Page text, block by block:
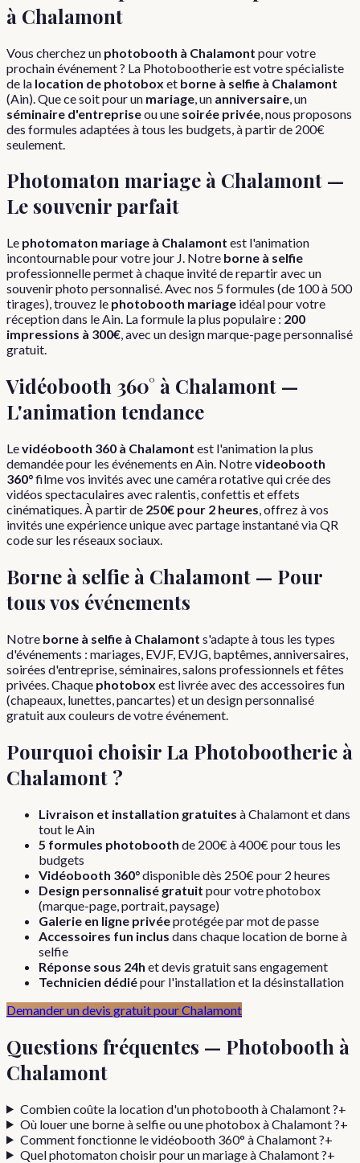
à Chalamont
Vous cherchez un photobooth à Chalamont pour votre
prochain événement ? La Photobootherie est votre spécialiste
de la location de photobox et borne à selfie à Chalamont
(Ain). Que ce soit pour un mariage , un anniversaire , un
séminaire d'entrepriseou une soirée privée , nous proposons
des formules adaptées à tous les budgets, à partir de 200€
seulement.
Photomaton mariage à Chalamont —
Le souvenir parfait
Le photomaton mariage à Chalamont est l'animation
incontournable pour votre jour J. Notre borne à selfie
professionnelle permet à chaque invité de repartir avec un
souvenir photo personnalisé. Avec nos 5 formules (de 100 à 500
tirages), trouvez le photobooth mariage idéal pour votre
réception dans leAin. La formule la plus populaire : 200
impressions à 300€, avec un design marque-page personnalisé
gratuit.
Vidéobooth 360° à Chalamont —
L'animation tendance
Levidéobooth 360 à Chalamont est l'animation la plus
demandée pour les événements enAin. Notrevideobooth
360°filme vos invités avec une caméra rotative qui crée des
vidéos spectaculaires avec ralentis, confettis et effets
cinématiques. À partir de 250€ pour 2 heures, offrez à vos
invités une expérience unique avec partage instantané via QR
code sur les réseaux sociaux.
Borne à selfie à Chalamont — Pour
tous vos événements
Notre borne à selfie à Chalamont s'adapte à tous les types
d'événements : mariages, EVJF, EVJG, baptêmes, anniversaires,
soirées d'entreprise, séminaires, salons professionnels et fêtes
privées. Chaque photobox est livrée avec des accessoires fun
(chapeaux, lunettes, pancartes) et un design personnalisé
gratuit aux couleurs de votre événement.
Pourquoi choisir La Photobootherie à
Chalamont ?
Livraison et installation gratuites àChalamontet dans
tout leAin
5 formules photobooth de 200€ à 400€ pour tous les
budgets
Vidéobooth 360°disponible dès 250€ pour 2 heures
Design personnalisé gratuit pour votre photobox
(marque-page, portrait, paysage)
Galerie en ligne privéeprotégée par mot de passe
Accessoires fun inclus dans chaque location de borne à
selfie
Réponse sous 24h et devis gratuit sans engagement
Technicien dédiépour l'installation et la désinstallation
Demander un devis gratuit pourChalamont
Questions fréquentes — Photobooth à
Chalamont
Combien coûte la location d'un photobooth àChalamont?+
Où louer une borne à selfie ou une photobox àChalamont?+
Comment fonctionne le vidéobooth 360° àChalamont?+
Quel photomaton choisir pour un mariage àChalamont?+